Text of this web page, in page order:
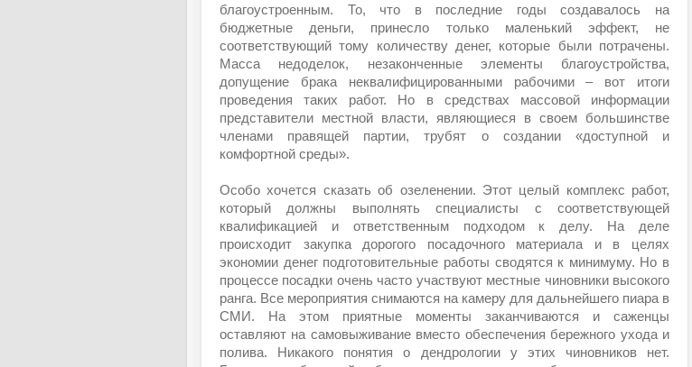
благоустроенным. То, что в последние годы создавалось на
бюджетные деньги, принесло только маленький эффект, не
соответствующий тому количеству денег, которые были потрачены.
Масса недоделок, незаконченные элементы благоустройства,
допущение брака неквалифицированными рабочими – вот итоги
проведения таких работ. Но в средствах массовой информации
представители местной власти, являющиеся в своем большинстве
членами правящей партии, трубят о создании «доступной и
комфортной среды».
Особо хочется сказать об озеленении. Этот целый комплекс работ,
который должны выполнять специалисты с соответствующей
квалификацией и ответственным подходом к делу. На деле
происходит закупка дорогого посадочного материала и в целях
экономии денег подготовительные работы сводятся к минимуму. Но в
процессе посадки очень часто участвуют местные чиновники высокого
ранга. Все мероприятия снимаются на камеру для дальнейшего пиара в
СМИ. На этом приятные моменты заканчиваются и саженцы
оставляют на самовыживание вместо обеспечения бережного ухода и
полива. Никакого понятия о дендрологии у этих чиновников нет.